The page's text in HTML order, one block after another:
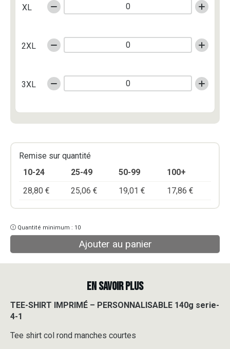
XL
2XL
3XL
Remise sur quantité
10-24
25-49 50-99
100+
28,80 € 25,06 € 19,01 € 17,86 €
Quantité minimum : 10
Ajouter au panier
EN SAVOIR PLUS
TEE-SHIRT IMPRIMÉ – PERSONNALISABLE 140g serie-
4-1
Tee shirt col rond manches courtes